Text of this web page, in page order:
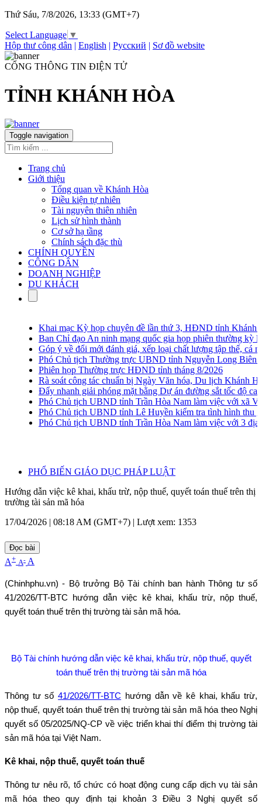
Thứ Sáu, 7/8/2026, 13:33 (GMT+7)
Select Language ▼
Hộp thư công dân | English | Русский | Sơ đồ website
CỔNG THÔNG TIN ĐIỆN TỬ
TỈNH KHÁNH HÒA
Toggle navigation
Trang chủ
Giới thiệu
Tổng quan về Khánh Hòa
Điều kiện tự nhiên
Tài nguyên thiên nhiên
Lịch sử hình thành
Cơ sở hạ tầng
Chính sách đặc thù
CHÍNH QUYỀN
CÔNG DÂN
DOANH NGHIỆP
DU KHÁCH
Khai mạc Kỳ họp chuyên đề lần thứ 3, HĐND tỉnh Khánh
Ban Chỉ đạo An ninh mạng quốc gia họp phiên thường kỳ lần
Góp ý về đổi mới đánh giá, xếp loại chất lượng tập thể, cá
Phó Chủ tịch Thường trực UBND tỉnh Nguyễn Long Biên
Phiên họp Thường trực HĐND tỉnh tháng 8/2026
Rà soát công tác chuẩn bị Ngày Văn hóa, Du lịch Khánh
Đẩy nhanh giải phóng mặt bằng Dự án đường sắt tốc độ cao
Phó Chủ tịch UBND tỉnh Trần Hòa Nam làm việc với xã
Phó Chủ tịch UBND tỉnh Lê Huyền kiểm tra tình hình thu
Phó Chủ tịch UBND tỉnh Trần Hòa Nam làm việc với 3 địa
PHỔ BIẾN GIÁO DỤC PHÁP LUẬT
Hướng dẫn việc kê khai, khấu trừ, nộp thuế, quyết toán thuế trên thị
trường tài sản mã hóa
17/04/2026 | 08:18 AM (GMT+7) | Lượt xem: 1353
Đọc bài
A+ A- A
(Chinhphu.vn) - Bộ trưởng Bộ Tài chính ban hành Thông tư số
41/2026/TT-BTC hướng dẫn việc kê khai, khấu trừ, nộp thuế,
quyết toán thuế trên thị trường tài sản mã hóa.
Bộ Tài chính hướng dẫn việc kê khai, khấu trừ, nộp thuế, quyết
toán thuế trên thị trường tài sản mã hóa
Thông tư số41/2026/TT-BTC hướng dẫn về kê khai, khấu trừ,
nộp thuế, quyết toán thuế trên thị trường tài sản mã hóa theo Nghị
quyết số 05/2025/NQ-CP về việc triển khai thí điểm thị trường tài
sản mã hóa tại Việt Nam.
Kê khai, nộp thuế, quyết toán thuế
Thông tư nêu rõ, tổ chức có hoạt động cung cấp dịch vụ tài sản
mã hóa theo quy định tại khoản 3 Điều 3 Nghị quyết số